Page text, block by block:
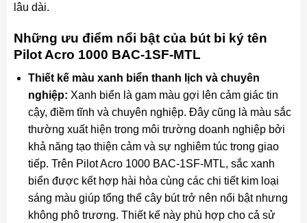
lâu dài.
Những ưu điểm nổi bật của bút bi ký tên
Pilot Acro 1000 BAC-1SF-MTL
Thiết kế màu xanh biển thanh lịch và chuyên
nghiệp: Xanh biển là gam màu gợi lên cảm giác tin
cậy, điềm tĩnh và chuyên nghiệp. Đây cũng là màu sắc
thường xuất hiện trong môi trường doanh nghiệp bởi
khả năng tạo thiện cảm và sự nghiêm túc trong giao
tiếp. Trên Pilot Acro 1000 BAC-1SF-MTL, sắc xanh
biển được kết hợp hài hòa cùng các chi tiết kim loại
sáng màu giúp tổng thể cây bút trở nên nổi bật nhưng
không phô trương. Thiết kế này phù hợp cho cả sử